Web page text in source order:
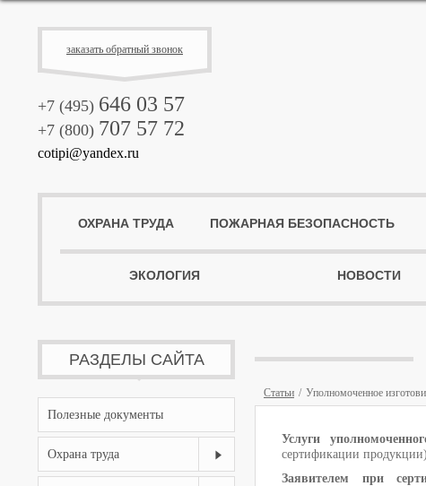
заказать обратный звонок
+7 (495) 646 03 57
+7 (800) 707 57 72
cotipi@yandex.ru
ОХРАНА ТРУДА ПОЖАРНАЯ БЕЗОПАСНОСТЬ
ЭКОЛОГИЯ НОВОСТИ
РАЗДЕЛЫ САЙТА
Полезные документы
Охрана труда
Статьи Уполномоченное
Услуги
сертификации
Заявителем при